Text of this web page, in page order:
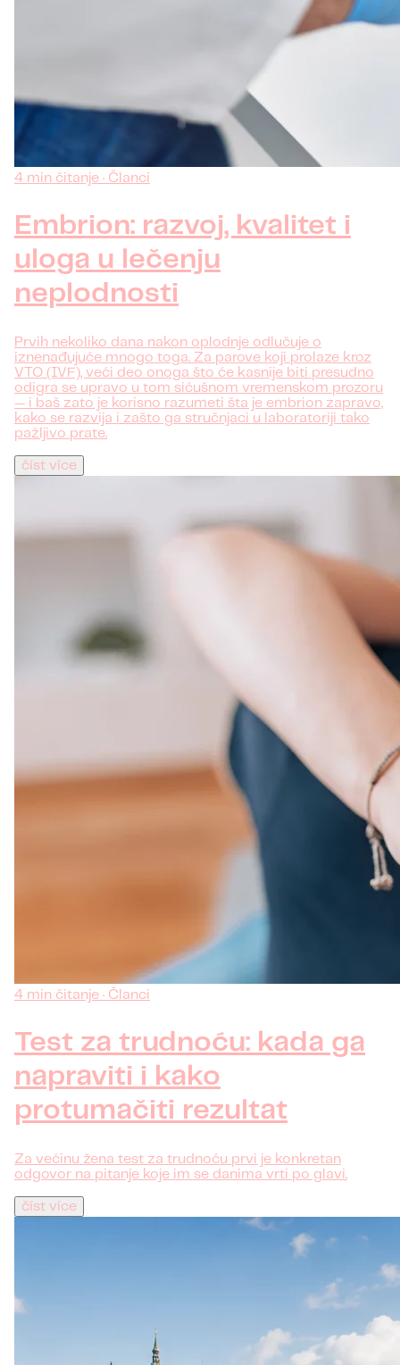
4 min čitanje · Članci
Embrion: razvoj, kvalitet i
uloga u lečenju
neplodnosti
Prvih nekoliko dana nakon oplodnje odlučuje o
iznenađujuće mnogo toga. Za parove koji prolaze kroz
VTO (IVF), veći deo onoga što će kasnije biti presudno
odigra se upravo u tom sićušnom vremenskom prozoru
— i baš zato je korisno razumeti šta je embrion zapravo,
kako se razvija i zašto ga stručnjaci u laboratoriji tako
pažljivo prate.
číst více
4 min čitanje · Članci
Test za trudnoću: kada ga
napraviti i kako
protumačiti rezultat
Za većinu žena test za trudnoću prvi je konkretan
odgovor na pitanje koje im se danima vrti po glavi.
číst více